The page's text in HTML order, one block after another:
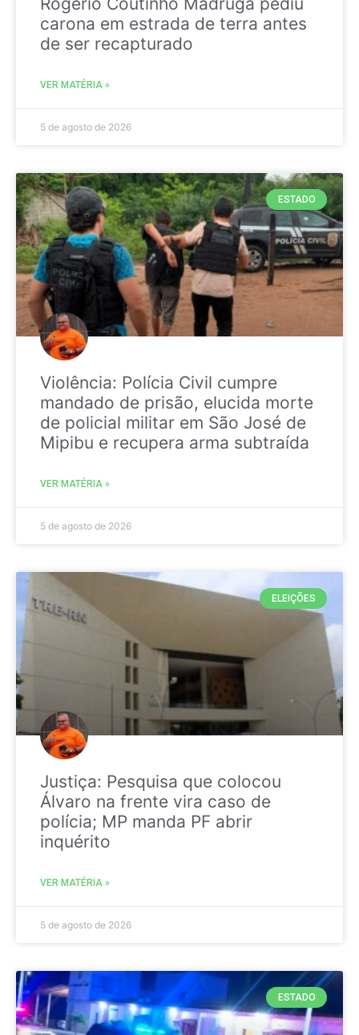
carona em estrada de terra antes
de ser recapturado
VER MATÉRIA »
5 de agosto de 2026
ESTADO
Violência: Polícia Civil cumpre
mandado de prisão, elucida morte
de policial militar em São José de
Mipibu e recupera arma subtraída
VER MATÉRIA »
5 de agosto de 2026
ELEIÇÕES
Justiça: Pesquisa que colocou
Álvaro na frente vira caso de
polícia; MP manda PF abrir
inquérito
VER MATÉRIA »
5 de agosto de 2026
ESTADO